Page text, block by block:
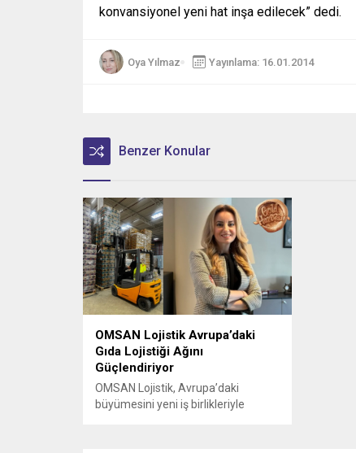
konvansiyonel yeni hat inşa edilecek” dedi.
Oya Yılmaz Yayınlama: 16.01.2014
Benzer Konular
OMSAN Lojistik Avrupa’daki
Gıda Lojistiği Ağını
Güçlendiriyor
OMSAN Lojistik, Avrupa’daki
büyümesini yeni iş birlikleriyle